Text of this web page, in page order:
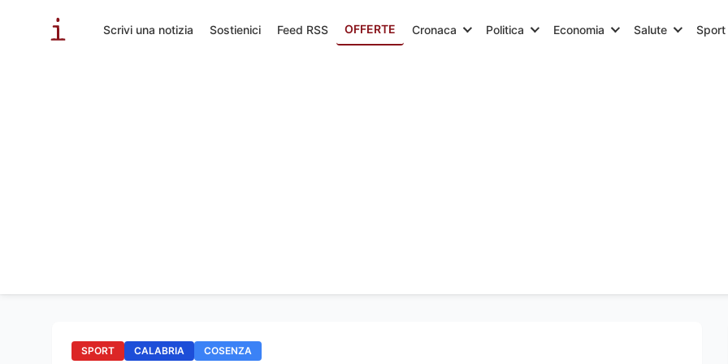
Scrivi una notizia Sostienici Feed RSS OFFERTE Cronaca Politica Economia Salute Sport
SPORT CALABRIA COSENZA